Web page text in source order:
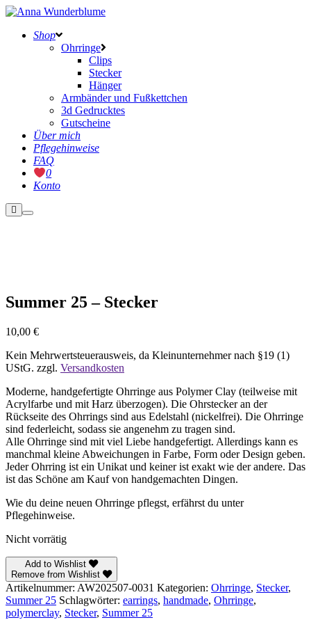
Shop
Ohrringe
Clips
Stecker
Hänger
Armbänder und Fußkettchen
3d Gedrucktes
Gutscheine
Über mich
Pflegehinweise
FAQ
0
Konto
Weitere
Informationen
Hauptmenü
Summer 25 – Stecker
10,00 €
Kein Mehrwertsteuerausweis, da Kleinunternehmer nach §19 (1)
UStG. zzgl. Versandkosten
Moderne, handgefertigte Ohrringe aus Polymer Clay (teilweise mit
Acrylfarbe und mit Harz überzogen). Die Ohrstecker an der
Rückseite des Ohrrings sind aus Edelstahl (nickelfrei). Die Ohrringe
sind federleicht, sodass sie angenehm zu tragen sind.
Alle Ohrringe sind mit viel Liebe handgefertigt. Allerdings kann es
manchmal kleine Abweichungen in Farbe, Form oder Design geben.
Jeder Ohrring ist ein Unikat und keiner ist exakt wie der andere. Das
ist das Schöne am Kauf von handgemachten Dingen.
Wie du deine neuen Ohrringe pflegst, erfährst du unter
Pflegehinweise.
Nicht vorrätig
Add to Wishlist
Remove from Wishlist
Artikelnummer: AW202507-0031 Kategorien: Ohrringe, Stecker,
Summer 25 Schlagwörter: earrings, handmade, Ohrringe,
polymerclay, Stecker, Summer 25